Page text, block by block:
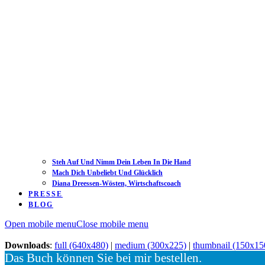
Steh Auf Und Nimm Dein Leben In Die Hand
Mach Dich Unbeliebt Und Glücklich
Diana Dreessen-Wösten, Wirtschaftscoach
PRESSE
BLOG
Open mobile menuClose mobile menu
Downloads: full (640x480) | medium (300x225) | thumbnail
Das Buch können Sie bei mir bestellen.